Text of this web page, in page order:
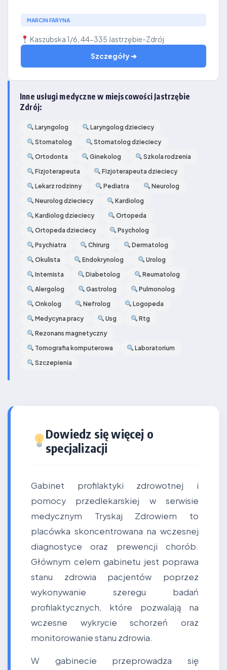
MARCIN FARYNA
Kaszubska 1/6, 44-335 Jastrzębie-Zdrój
Szczegóły ➔
Inne usługi medyczne w miejscowości Jastrzębie
Zdrój:
Laryngolog
Laryngolog dzieciecy
Stomatolog
Stomatolog dzieciecy
Ortodonta
Ginekolog
Szkola rodzenia
Fizjoterapeuta
Fizjoterapeuta dzieciecy
Lekarz rodzinny
Pediatra
Neurolog
Neurolog dzieciecy
Kardiolog
Kardiolog dzieciecy
Ortopeda
Ortopeda dzieciecy
Psycholog
Psychiatra
Chirurg
Dermatolog
Okulista
Endokrynolog
Urolog
Internista
Diabetolog
Reumatolog
Alergolog
Gastrolog
Pulmonolog
Onkolog
Nefrolog
Logopeda
Medycyna pracy
Usg
Rtg
Rezonans magnetyczny
Tomografia komputerowa
Laboratorium
Szczepienia
Dowiedz się więcej o
specjalizacji
Gabinet profilaktyki zdrowotnej i
pomocy przedlekarskiej w serwisie
medycznym Tryskaj Zdrowiem to
placówka skoncentrowana na wczesnej
diagnostyce oraz prewencji chorób.
Głównym celem gabinetu jest poprawa
stanu zdrowia pacjentów poprzez
wykonywanie szeregu badań
profilaktycznych, które pozwalają na
wczesne wykrycie schorzeń oraz
monitorowanie stanu zdrowia.
W gabinecie przeprowadza się